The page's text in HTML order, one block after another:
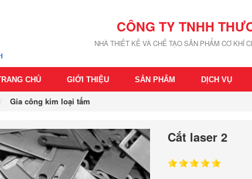
CÔNG TY TNHH
NHÀ THIẾT KẾ VÀ CHẾ TẠO SẢN PHẨM CƠ KHÍ
CHỦ GIỚI THIỆU SẢN PHẨM DỊCH VỤ
Gia công kim loại tấm
Cắt laser 2